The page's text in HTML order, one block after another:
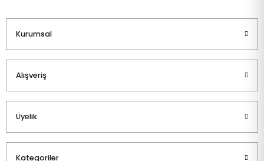
Kurumsal
Alışveriş
Üyelik
Kategoriler